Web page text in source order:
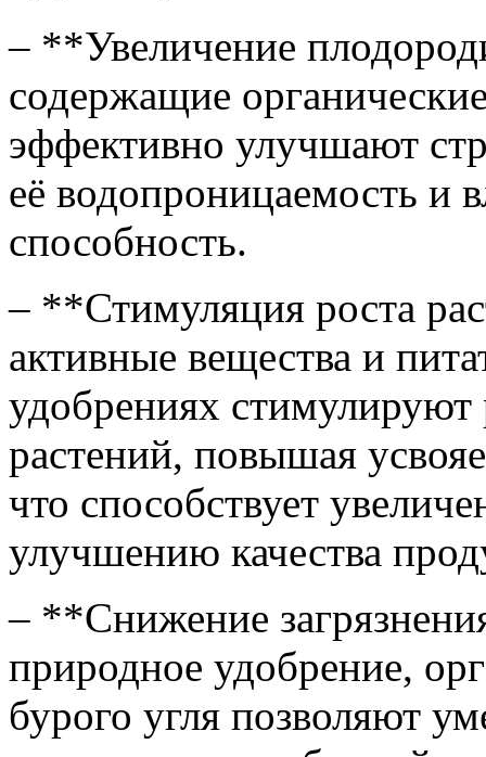
– **Увеличение
содержащие
эффективно улучшают
её водопроницаемость и
способность.
– **Стимуляция роста
активные вещества и
удобрениях
растений, повышая
что способствует
улучшению качества
– **Снижение
природное удобрение,
бурого угля позволяют